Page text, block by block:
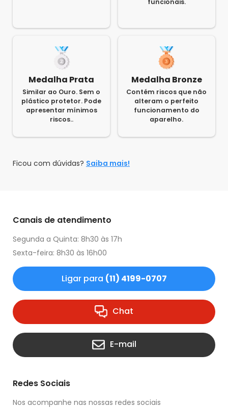
Medalha Prata
Similar ao Ouro. Sem o
plástico protetor. Pode
apresentar mínimos
riscos..
Medalha Bronze
Contém riscos que não
alteram o perfeito
funcionamento do
aparelho.
Ficou com dúvidas? Saiba mais!
Canais de atendimento
Segunda a Quinta: 8h30 às 17h
Sexta-feira: 8h30 às 16h00
Ligar para (11) 4199-0707
Chat
E-mail
Redes Sociais
Nos acompanhe nas nossas redes sociais